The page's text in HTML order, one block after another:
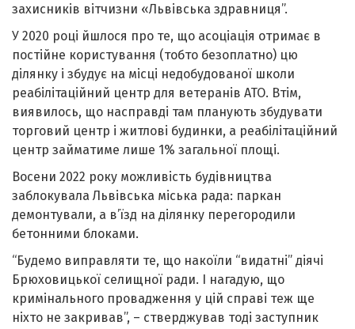
захисників вітчизни «Львівська здравниця”.
У 2020 році йшлося про те, що асоціація отримає в
постійне користування (тобто безоплатно) цю
ділянку і збудує на місці недобудованої школи
реабілітаційний центр для ветеранів АТО. Втім,
виявилось, що насправді там планують збудувати
торговий центр і житлові будинки, а реабілітаційний
центр займатиме лише 1% загальної площі.
Восени 2022 року можливість будівництва
заблокувала Львівська міська рада: паркан
демонтували, а в’їзд на ділянку перегородили
бетонними блоками.
“Будемо виправляти те, що накоїли “видатні” діячі
Брюховицької селищної ради. І нагадую, що
кримінального провадження у цій справі теж ще
ніхто не закривав”, – стверджував тоді заступник